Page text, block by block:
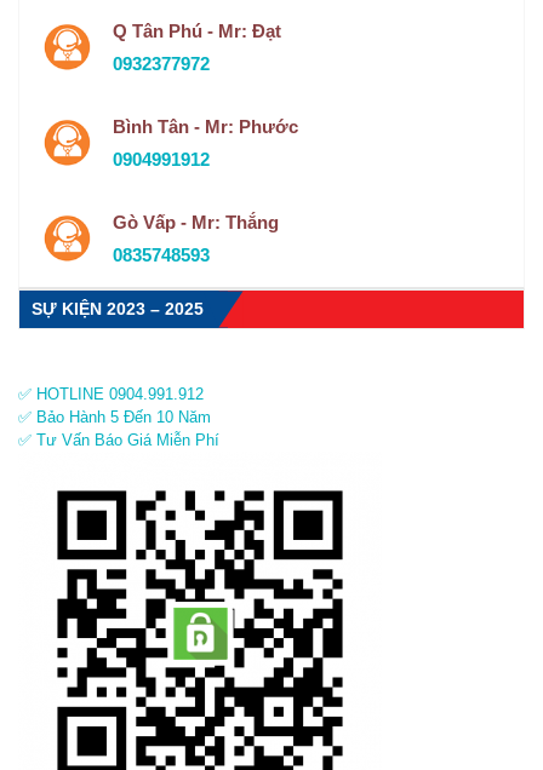
Q Tân Phú - Mr: Đạt
0932377972
Bình Tân - Mr: Phước
0904991912
Gò Vấp - Mr: Thắng
0835748593
SỰ KIỆN 2023 – 2025
✅ HOTLINE 0904.991.912
✅ Bảo Hành 5 Đến 10 Năm
✅ Tư Vấn Báo Giá Miễn Phí